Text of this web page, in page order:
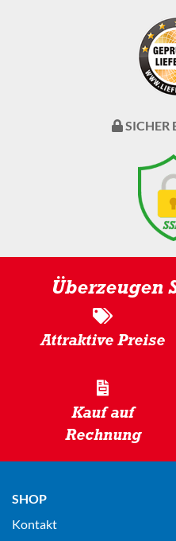
SICHER
Überzeugen
Attraktive Preise
Kauf auf
Rechnung
SHOP
Kontakt